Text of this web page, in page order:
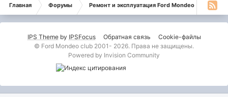
Главная Форумы Ремонт и эксплуатация Ford Mondeo
IPS Themeby IPSFocus Обратная связь
Cookie-файлы
© Ford Mondeo club 2001- 2026. Права не защищены.
Powered by Invision Community